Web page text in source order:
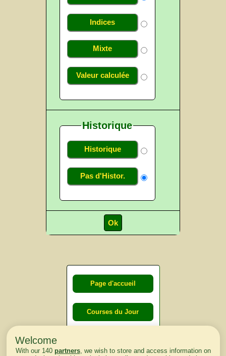
Indices
Mixte
Valeur calculée
Historique
Historique
Pas d'Histor.
Page d'accueil
Courses du Jour
lendemain
Welcome
With our 140 partners, we wish to store and access information on